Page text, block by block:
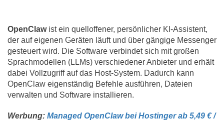
OpenClawist ein quelloffener, persönlicher KI-Assistent,
der auf eigenen Geräten läuft und über gängige Messenger
gesteuert wird. Die Software verbindet sich mit großen
Sprachmodellen (LLMs) verschiedener Anbieter und erhält
dabei Vollzugriff auf das Host-System. Dadurch kann
OpenClaw eigenständig Befehle ausführen, Dateien
verwalten und Software installieren.
Werbung: Managed OpenClaw bei Hostinger ab 5,49 € /